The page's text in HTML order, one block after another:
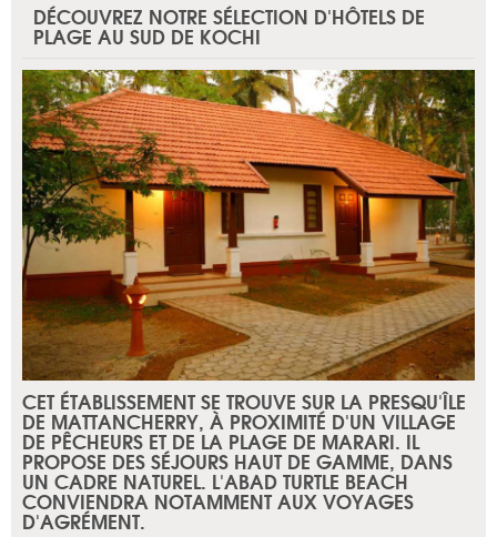
DÉCOUVREZ NOTRE SÉLECTION D'HÔTELS DE
PLAGE AU SUD DE KOCHI
CET ÉTABLISSEMENT SE TROUVE SUR LA PRESQU'ÎLE
DE MATTANCHERRY, À PROXIMITÉ D'UN VILLAGE
DE PÊCHEURS ET DE LA PLAGE DE MARARI. IL
PROPOSE DES SÉJOURS HAUT DE GAMME, DANS
UN CADRE NATUREL. L'ABAD TURTLE BEACH
CONVIENDRA NOTAMMENT AUX VOYAGES
D'AGRÉMENT.